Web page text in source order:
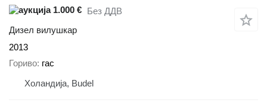
1.000 € Без ДДВ
Дизел вилушкар
2013
Гориво гас
Холандија, Budel